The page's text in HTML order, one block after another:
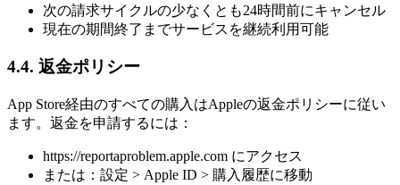
次の請求サイクルの少なくとも24時間前にキャンセル
現在の期間終了までサービスを継続利用可能
4.4. 返金ポリシー
App Store経由のすべての購入はAppleの返金ポリシーに従い
ます。返金を申請するには：
https://reportaproblem.apple.com にアクセス
または：設定 > Apple ID > 購入履歴に移動